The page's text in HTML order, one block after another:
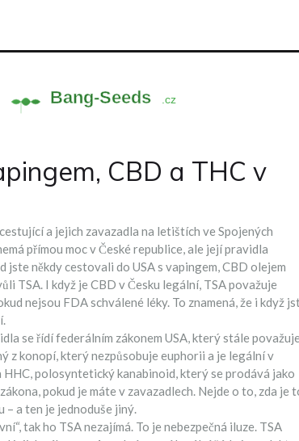
CBD a THC v
a jejich zavazadla na letištích ve Spojených
přímou moc v České republice, ale její pravidla
jste někdy cestovali do USA s vapingem, CBD olejem
TSA. I když je CBD v Česku legální, TSA považuje
nejsou FDA schválené léky. To znamená, že i když
se řídí federálním zákonem USA, který stále
z konopí, který nezpůsobuje euphorii a je legální v
HHC,polosyntetický kanabinoid, který se prodává jako
pokud je máte v zavazadlech. Nejde o to, zda je
– a ten je jednoduše jiný.
tak ho TSA nezajímá. To je nebezpečná iluze. TSA